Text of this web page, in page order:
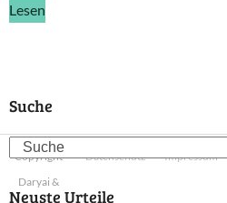
Lesen
Suche
Search
Neuste Urteile
Copyright
Daryai &
Datenschutz Impressum